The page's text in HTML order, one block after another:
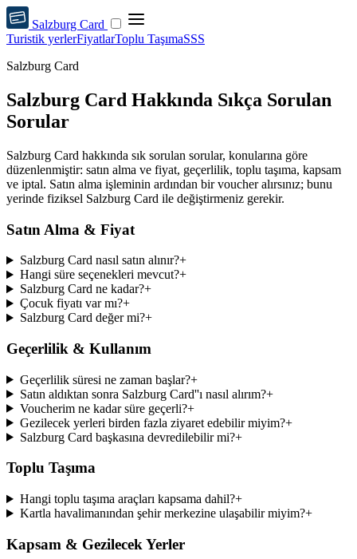
Salzburg Card
Turistik yerlerFiyatlarToplu TaşımaSSS
Salzburg Card
Salzburg Card Hakkında Sıkça Sorulan
Sorular
Salzburg Card hakkında sık sorulan sorular, konularına göre
düzenlenmiştir: satın alma ve fiyat, geçerlilik, toplu taşıma, kapsam
ve iptal. Satın alma işleminin ardından bir voucher alırsınız; bunu
yerinde fiziksel Salzburg Card ile değiştirmeniz gerekir.
Satın Alma & Fiyat
Salzburg Card nasıl satın alınır?+
Hangi süre seçenekleri mevcut?+
Salzburg Card ne kadar?+
Çocuk fiyatı var mı?+
Salzburg Card değer mi?+
Geçerlilik & Kullanım
Geçerlilik süresi ne zaman başlar?+
Satın aldıktan sonra Salzburg Card''ı nasıl alırım?+
Voucherim ne kadar süre geçerli?+
Gezilecek yerleri birden fazla ziyaret edebilir miyim?+
Salzburg Card başkasına devredilebilir mi?+
Toplu Taşıma
Hangi toplu taşıma araçları kapsama dahil?+
Kartla havalimanından şehir merkezine ulaşabilir miyim?+
Kapsam & Gezilecek Yerler